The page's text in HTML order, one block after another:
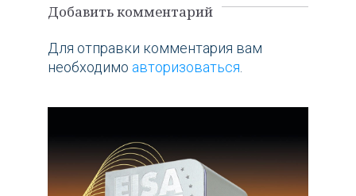
Добавить комментарий
Для отправки комментария вам
необходимо авторизоваться